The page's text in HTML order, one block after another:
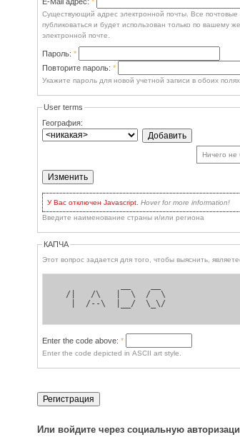
Существующий адрес электронной почты. Все
публиковаться и будет использован только по вашему
электронной почте.
Пароль: *
Повторите пароль: *
Укажите пароль для новой учетной записи в обоих полях.
User terms
География:
Ничего не
У Вас отключен Javascript. Hover for more information!Но
для волнения: вы по-прежнему можете пользоваться
есть два варианта:
наиболее продвинутых.
Кликать на кнопкеUpdateкаждый раз для
dropbox you'd like to remove.
Введите наименование страны и/или региона
КАПЧА
  /|   /\   |  \  /  \
   |  /--\  |__/  \_\/
Enter the code above: *
Enter the code depicted in ASCII art style.
Или войдите через социальную